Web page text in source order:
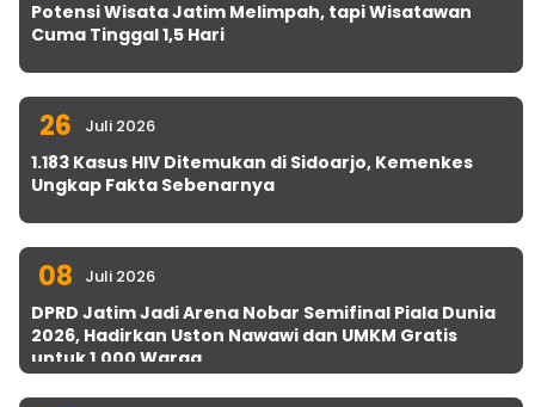
Potensi Wisata Jatim Melimpah, tapi Wisatawan
Cuma Tinggal 1,5 Hari
26 Juli 2026
1.183 Kasus HIV Ditemukan di Sidoarjo, Kemenkes
Ungkap Fakta Sebenarnya
08 Juli 2026
DPRD Jatim Jadi Arena Nobar Semifinal Piala Dunia
2026, Hadirkan Uston Nawawi dan UMKM Gratis
untuk 1.000 Warga